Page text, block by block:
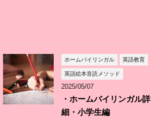
ホームバイリンガル 英語教育
英語絵本音読メソッド
2025/05/07
・ホームバイリンガル詳
細・小学生編